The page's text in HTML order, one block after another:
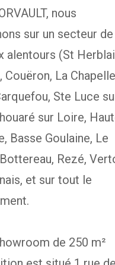
nous
sur un secteur
alentours (St
Couëron, La
Ste Luce
sur Loire,
Basse Goulaine, Le
Rezé,
et sur tout le
de 250 m²